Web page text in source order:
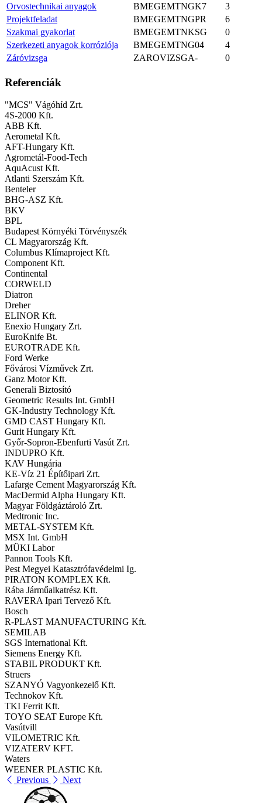
Orvostechnikai anyagok
BMEGEMTNGK7
3
Projektfeladat
BMEGEMTNGPR
6
Szakmai gyakorlat
BMEGEMTNKSG
0
Szerkezeti anyagok korróziója
BMEGEMTNG04
4
Záróvizsga
ZAROVIZSGA- 0
Referenciák
"MCS" Vágóhíd Zrt.
4S-2000 Kft.
ABB Kft.
Aerometal Kft.
AFT-Hungary Kft.
Agrometál-Food-Tech
AquAcust Kft.
Atlanti Szerszám Kft.
Benteler
BHG-ASZ Kft.
BKV
BPL
Budapest Környéki Törvényszék
CL Magyarország Kft.
Columbus Klímaproject Kft.
Component Kft.
Continental
CORWELD
Diatron
Dreher
ELINOR Kft.
Enexio Hungary Zrt.
EuroKnife Bt.
EUROTRADE Kft.
Ford Werke
Fővárosi Vízművek Zrt.
Ganz Motor Kft.
Generali Biztosító
Geometric Results Int. GmbH
GK-Industry Technology Kft.
GMD CAST Hungary Kft.
Gurit Hungary Kft.
Győr-Sopron-Ebenfurti Vasút Zrt.
INDUPRO Kft.
KAV Hungária
KE-Víz 21 Építőipari Zrt.
Lafarge Cement Magyarország Kft.
MacDermid Alpha Hungary Kft.
Magyar Földgáztároló Zrt.
Medtronic Inc.
METAL-SYSTEM Kft.
MSX Int. GmbH
MÜKI Labor
Pannon Tools Kft.
Pest Megyei Katasztrófavédelmi Ig.
PIRATON KOMPLEX Kft.
Rába Járműalkatrész Kft.
RAVERA Ipari Tervező Kft.
Bosch
R-PLAST MANUFACTURING Kft.
SEMILAB
SGS International Kft.
Siemens Energy Kft.
STABIL PRODUKT Kft.
Struers
SZANYÓ Vagyonkezelő Kft.
Technokov Kft.
TKI Ferrit Kft.
TOYO SEAT Europe Kft.
Vasútvill
VILOMETRIC Kft.
VIZATERV KFT.
Waters
WEENER PLASTIC Kft.
Previous
Next